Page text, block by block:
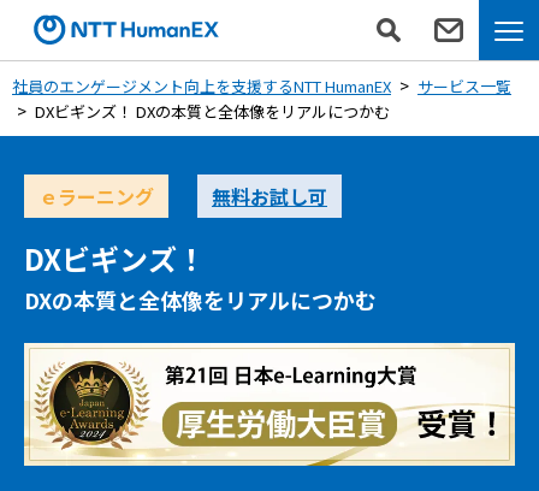
社員のエンゲージメント向上を支援するNTT HumanEX
サービス一覧
DXビギンズ！ DXの本質と全体像をリアルにつかむ
ｅラーニング 無料お試し可
DXビギンズ！
DXの本質と全体像をリアルにつかむ